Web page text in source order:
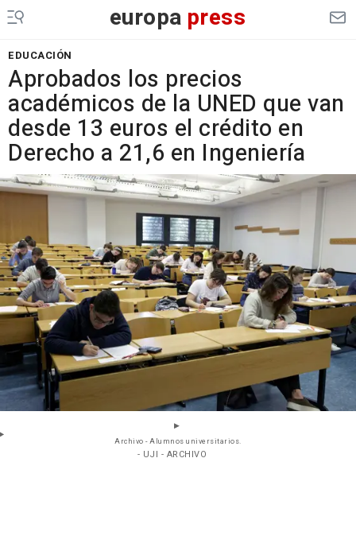
europa press
EDUCACIÓN
Aprobados los precios
académicos de la UNED que van
desde 13 euros el crédito en
Derecho a 21,6 en Ingeniería
Archivo - Alumnos universitarios.
- UJI - ARCHIVO